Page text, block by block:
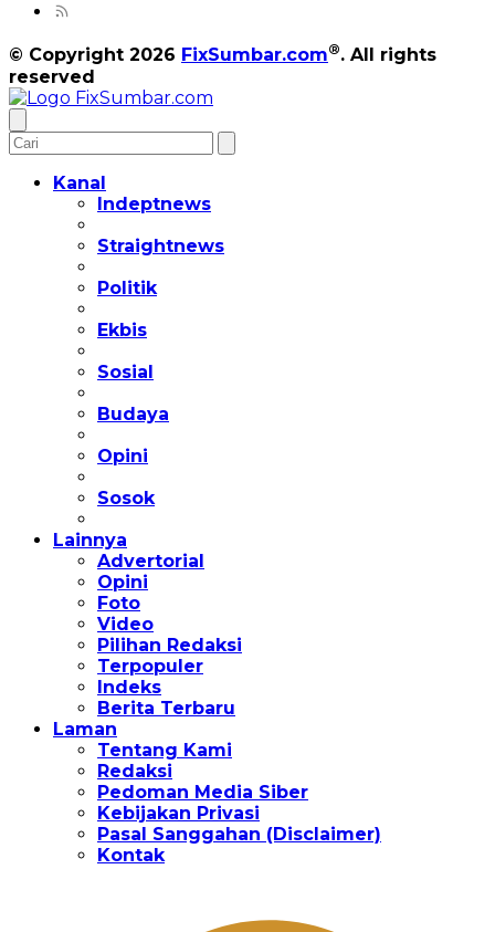
© Copyright 2026 FixSumbar.com®. All rights
reserved
Kanal
Indeptnews
Straightnews
Politik
Ekbis
Sosial
Budaya
Opini
Sosok
Lainnya
Advertorial
Opini
Foto
Video
Pilihan Redaksi
Terpopuler
Indeks
Berita Terbaru
Laman
Tentang Kami
Redaksi
Pedoman Media Siber
Kebijakan Privasi
Pasal Sanggahan (Disclaimer)
Kontak